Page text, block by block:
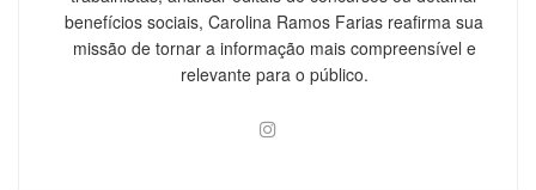
benefícios sociais, Carolina Ramos Farias reafirma sua
missão de tornar a informação mais compreensível e
relevante para o público.